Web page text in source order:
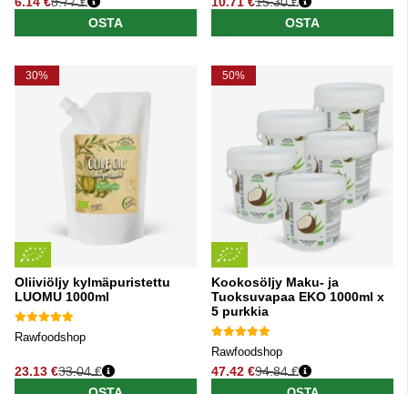
Normaali hinta
OSTA
Normaali hinta
OSTA
30%
Oliiviöljy kylmäpuristettu
LUOMU 1000ml
Rawfoodshop
23.13 €
Normaali hinta
33.04 €
50%
Kookosöljy Maku- ja
Tuoksuvapaa EKO 1000ml x
5 purkkia
Rawfoodshop
47.42 €
Normaali hinta
94.84 €